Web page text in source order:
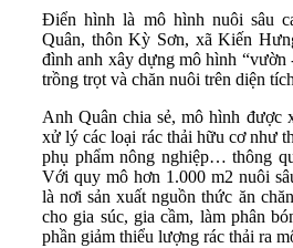
Điển hình là mô hình nuôi sâu
Quân, thôn Kỳ Sơn, xã Kiến
đình anh xây dựng mô hình “vườn
trồng trọt và chăn nuôi trên diện
Anh Quân chia sẻ, mô hình được
xử lý các loại rác thải hữu cơ như
phụ phẩm nông nghiệp… thông
Với quy mô hơn 1.000 m2 nuôi
là nơi sản xuất nguồn thức ăn
cho gia súc, gia cầm, làm phân
phần giảm thiểu lượng rác thải ra